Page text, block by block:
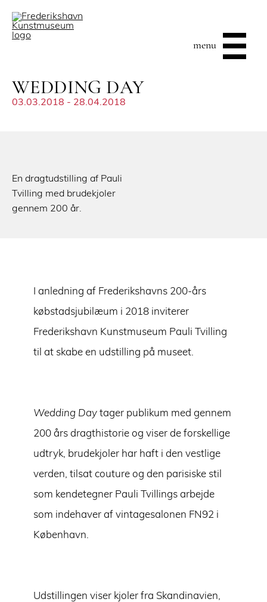
menu
WEDDING DAY
03.03.2018 - 28.04.2018
En dragtudstilling af Pauli
Tvilling med brudekjoler
gennem 200 år.
I anledning af Frederikshavns 200-års
købstadsjubilæum i 2018 inviterer
Frederikshavn Kunstmuseum Pauli Tvilling
til at skabe en udstilling på museet.
Wedding Daytager publikum med gennem
200 års dragthistorie og viser de forskellige
udtryk, brudekjoler har haft i den vestlige
verden, tilsat couture og den parisiske stil
som kendetegner Pauli Tvillings arbejde
som indehaver af vintagesalonen FN92 i
København.
Udstillingen viser kjoler fra Skandinavien,